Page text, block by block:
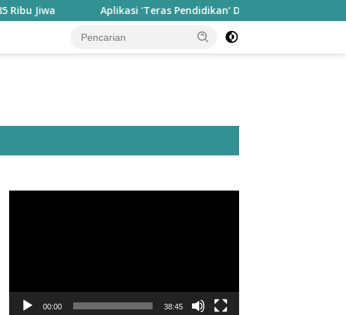
Aplikasi ‘Teras Pendidikan’ Disiapkan untuk Pantau Kinerja
00:00 38:45